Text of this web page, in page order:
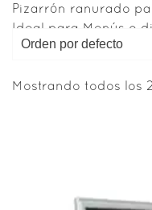
Pizarrón ranurado
Ideal para Menús o
de paño color
Mostrando todos los